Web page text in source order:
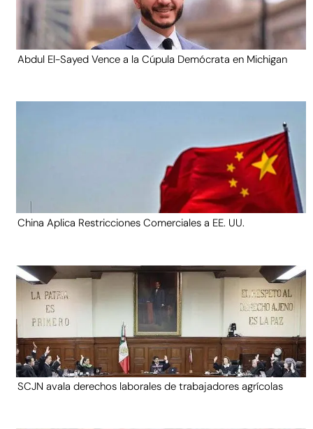
Abdul El-Sayed Vence a la Cúpula Demócrata en Michigan
China Aplica Restricciones Comerciales a EE. UU.
SCJN avala derechos laborales de trabajadores agrícolas